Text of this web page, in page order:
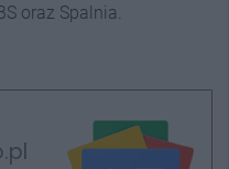
oraz Spalnia.